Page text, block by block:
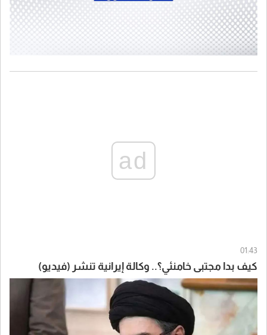
ad
01:43
كيف بدا مجتبى خامنئي؟.. وكالة إيرانية تنشر (فيديو)